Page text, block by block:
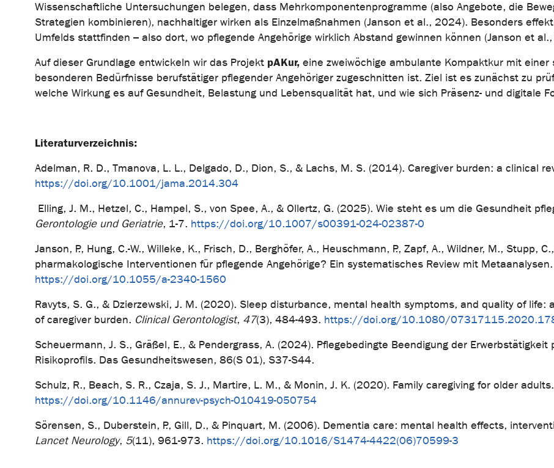
Wissenschaftliche Untersuchungen belegen, dass Mehrkomponentenprogramme (also Angebote, die
Strategien kombinieren), nachhaltiger wirken als Einzelmaßnahmen (Janson et al., 2024). Besonders
Umfelds stattfinden – also dort, wo pflegende Angehörige wirklich Abstand gewinnen können (Janson et
Auf dieser Grundlage entwickeln wir das Projekt pAKur, eine zweiwöchige ambulante Kompaktkur mit
besonderen Bedürfnisse berufstätiger pflegender Angehöriger zugeschnitten ist. Ziel ist es zunächst zu
welche Wirkung es auf Gesundheit, Belastung und Lebensqualität hat, und wie sich Präsenz- und digitale
Literaturverzeichnis:
Adelman, R. D., Tmanova, L. L., Delgado, D., Dion, S., & Lachs, M. S. (2014). Caregiver burden: a clinical
https://doi.org/10.1001/jama.2014.304
Elling, J. M., Hetzel, C., Hampel, S., von Spee, A., & Ollertz, G. (2025). Wie steht es um die Gesundheit
Gerontologie und Geriatrie, 1-7. https://doi.org/10.1007/s00391-024-02387-0
Janson, P., Hung, C.-W., Willeke, K., Frisch, D., Berghöfer, A., Heuschmann, P., Zapf, A., Wildner, M., Stupp,
pharmakologische Interventionen für pflegende Angehörige? Ein systematisches Review mit Metaanalysen.
https://doi.org/10.1055/a-2340-1560
Ravyts, S. G., & Dzierzewski, J. M. (2020). Sleep disturbance, mental health symptoms, and quality of
of caregiver burden. Clinical Gerontologist, 47(3), 484-493. https://doi.org/10.1080/
Scheuermann, J. S., Gräßel, E., & Pendergrass, A. (2024). Pflegebedingte Beendigung der
Risikoprofils. Das Gesundheitswesen, 86(S 01), S37-S44.
Schulz, R., Beach, S. R., Czaja, S. J., Martire, L. M., & Monin, J. K. (2020). Family caregiving for older adults.
https://doi.org/10.1146/annurev-psych-010419-050754
Sörensen, S., Duberstein, P., Gill, D., & Pinquart, M. (2006). Dementia care: mental health effects,
Lancet Neurology, 5(11), 961-973. https://doi.org/10.1016/S1474-4422(06)70599-3